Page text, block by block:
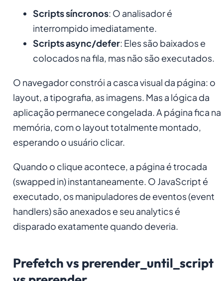
Scripts síncronos: O analisador é
interrompido imediatamente.
Scripts async/defer: Eles são baixados e
colocados na fila, mas não são executados.
O navegador constrói a casca visual da página: o
layout, a tipografia, as imagens. Mas a lógica da
aplicação permanece congelada. A página fica na
memória, com o layout totalmente montado,
esperando o usuário clicar.
Quando o clique acontece, a página é trocada
(swapped in) instantaneamente. O JavaScript é
executado, os manipuladores de eventos (event
handlers) são anexados e seu analytics é
disparado exatamente quando deveria.
Prefetch vs prerender_until_script